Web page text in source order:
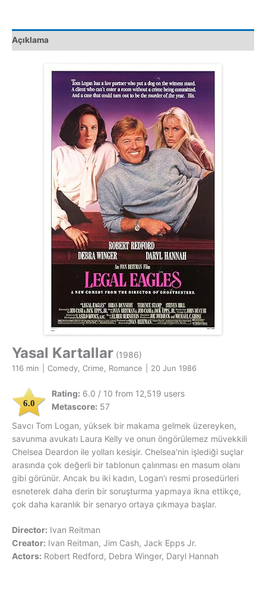
adet
Açıklama
Yasal Kartallar (1986)
116 min Comedy, Crime, Romance 20 Jun 1986
6.0
Rating: 6.0 / 10 from 12,519 users
Metascore: 57
Savcı Tom Logan, yüksek bir makama gelmek üzereyken,
savunma avukatı Laura Kelly ve onun öngörülemez müvekkili
Chelsea Deardon ile yolları kesişir. Chelsea'nin işlediği suçlar
arasında çok değerli bir tablonun çalınması en masum olanı
gibi görünür. Ancak bu iki kadın, Logan'ı resmi prosedürleri
esneterek daha derin bir soruşturma yapmaya ikna ettikçe,
çok daha karanlık bir senaryo ortaya çıkmaya başlar.
Director: Ivan Reitman
Creator: Ivan Reitman, Jim Cash, Jack Epps Jr.
Actors: Robert Redford, Debra Winger, Daryl Hannah